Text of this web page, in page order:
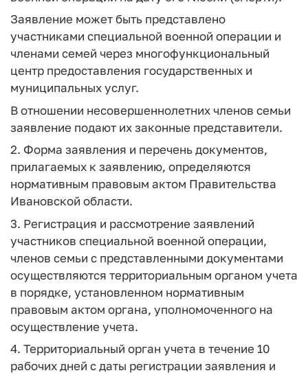
Заявление может быть представлено
участниками специальной военной операции и
членами семей через многофункциональный
центр предоставления государственных и
муниципальных услуг.
В отношении несовершеннолетних членов семьи
заявление подают их законные представители.
2. Форма заявления и перечень документов,
прилагаемых к заявлению, определяются
нормативным правовым актом Правительства
Ивановской области.
3. Регистрация и рассмотрение заявлений
участников специальной военной операции,
членов семьи с представленными документами
осуществляются территориальным органом учета
в порядке, установленном нормативным
правовым актом органа, уполномоченного на
осуществление учета.
4. Территориальный орган учета в течение 10
рабочих дней с даты регистрации заявления и